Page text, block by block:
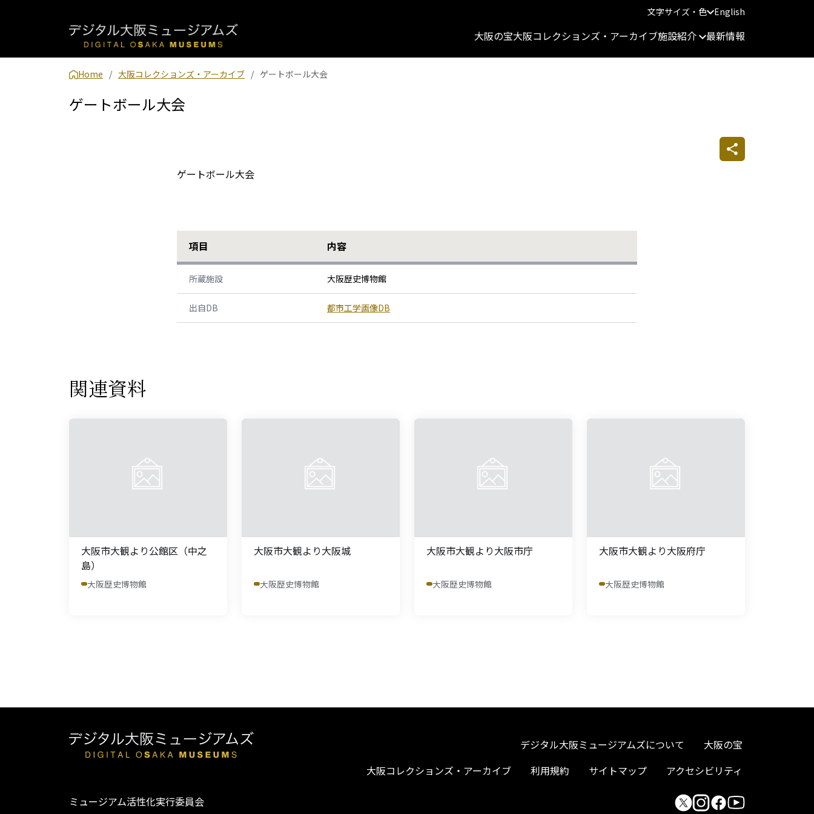
文字サイズ・色 English
大阪の宝大阪コレクションズ・アーカイブ施設紹介 最新情報
Home 大阪コレクションズ・アーカイブ ゲートボール大会
ゲートボール大会
ゲートボール大会
項目 内容
所蔵施設 大阪歴史博物館
出自DB 都市工学画像DB
関連資料
大阪市大観より公館区（中之
島）
大阪歴史博物館
大阪市大観より大阪城
大阪歴史博物館
大阪市大観より大阪市庁
大阪歴史博物館
大阪市大観より大阪府庁
大阪歴史博物館
デジタル大阪ミュージアムズについて
大阪の宝
大阪コレクションズ・アーカイブ
利用規約 サイトマップ アクセシビリティ
ミュージアム活性化実行委員会